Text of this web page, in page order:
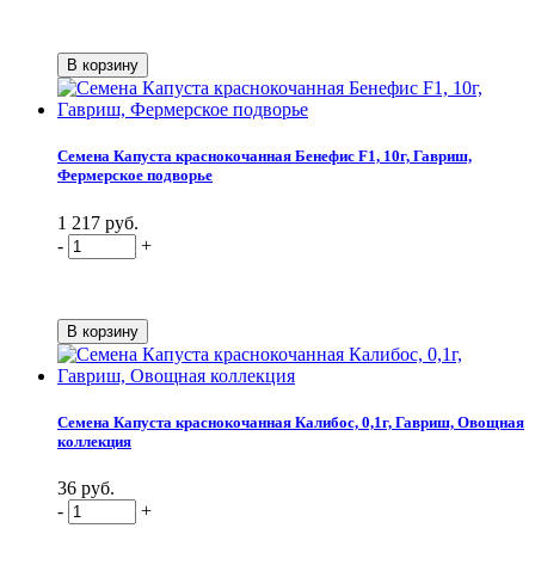
Семена Капуста краснокочанная Бенефис F1, 10г, Гавриш,
Фермерское подворье
1 217 руб.
-
+
Семена Капуста краснокочанная Калибос, 0,1г, Гавриш, Овощная
коллекция
36 руб.
-
+